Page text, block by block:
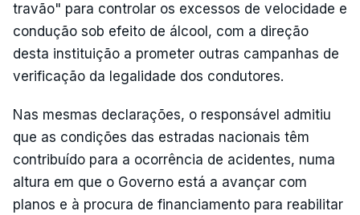
travão" para controlar os excessos de velocidade e
condução sob efeito de álcool, com a direção
desta instituição a prometer outras campanhas de
verificação da legalidade dos condutores.
Nas mesmas declarações, o responsável admitiu
que as condições das estradas nacionais têm
contribuído para a ocorrência de acidentes, numa
altura em que o Governo está a avançar com
planos e à procura de financiamento para reabilitar